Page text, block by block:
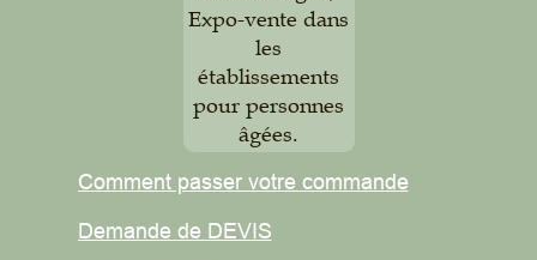
Expo-vente dans
les
établissements
pour personnes
âgées.
Comment passer votre commande
Demande de DEVIS